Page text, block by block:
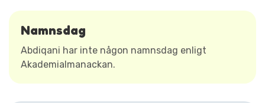
Namnsdag
Abdiqani har inte någon namnsdag enligt
Akademialmanackan.